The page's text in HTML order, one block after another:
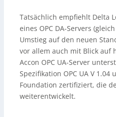
Tatsächlich empfiehlt Delta
eines OPC DA-Servers
Umstieg auf den neuen
vor allem auch mit Blick auf
Accon OPC UA-Server
Spezifikation OPC UA V 1.04
Foundation zertifiziert, die
weiterentwickelt.